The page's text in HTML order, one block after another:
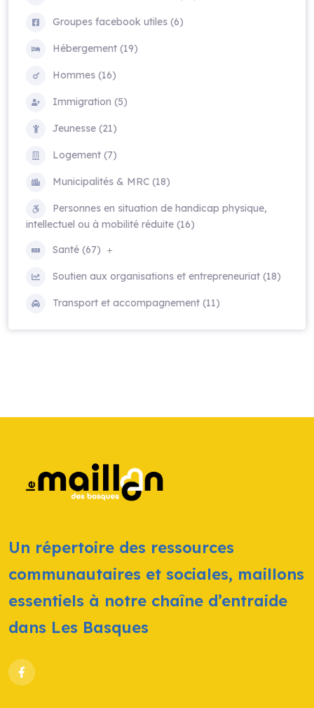
Groupes facebook utiles (6)
Hébergement (19)
Hommes (16)
Immigration (5)
Jeunesse (21)
Logement (7)
Municipalités & MRC (18)
Personnes en situation de handicap physique,
intellectuel ou à mobilité réduite (16)
Santé (67)
Soutien aux organisations et entrepreneuriat (18)
Transport et accompagnement (11)
Un répertoire des ressources
communautaires et sociales, maillons
essentiels à notre chaîne d’entraide
dans Les Basques